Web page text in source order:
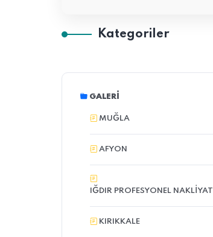
Kategoriler
GALERI
MUĞLA
AFYON
IĞDIR PROFESYONEL NAKLIYAT
KIRIKKALE